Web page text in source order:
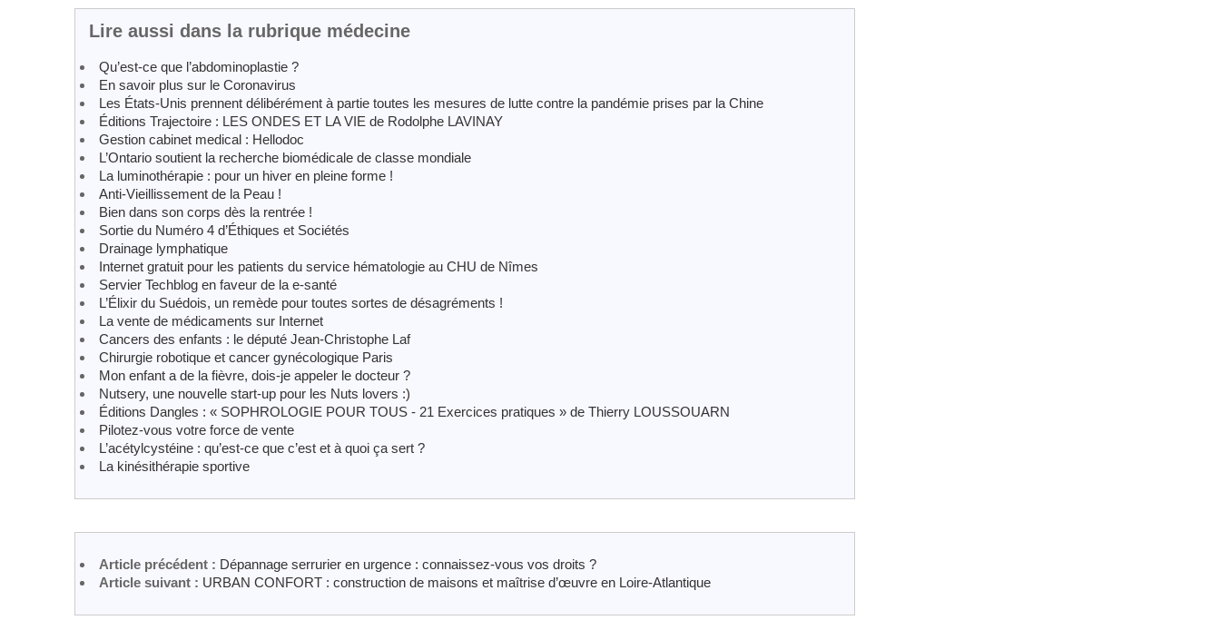
Lire aussi dans la rubrique médecine
Qu’est-ce que l’abdominoplastie ?
En savoir plus sur le Coronavirus
Les États-Unis prennent délibérément à partie toutes les mesures de lutte contre la pandémie prises par la Chine
Éditions Trajectoire : LES ONDES ET LA VIE de Rodolphe LAVINAY
Gestion cabinet medical : Hellodoc
L’Ontario soutient la recherche biomédicale de classe mondiale
La luminothérapie : pour un hiver en pleine forme !
Anti-Vieillissement de la Peau !
Bien dans son corps dès la rentrée !
Sortie du Numéro 4 d’Éthiques et Sociétés
Drainage lymphatique
Internet gratuit pour les patients du service hématologie au CHU de Nîmes
Servier Techblog en faveur de la e-santé
L’Élixir du Suédois, un remède pour toutes sortes de désagréments !
La vente de médicaments sur Internet
Cancers des enfants : le député Jean-Christophe Laf
Chirurgie robotique et cancer gynécologique Paris
Mon enfant a de la fièvre, dois-je appeler le docteur ?
Nutsery, une nouvelle start-up pour les Nuts lovers :)
Éditions Dangles : « SOPHROLOGIE POUR TOUS - 21 Exercices pratiques » de Thierry LOUSSOUARN
Pilotez-vous votre force de vente
L’acétylcystéine : qu’est-ce que c’est et à quoi ça sert ?
La kinésithérapie sportive
Article précédent : Dépannage serrurier en urgence : connaissez-vous vos droits ?
Article suivant : URBAN CONFORT : construction de maisons et maîtrise d’œuvre en Loire-Atlantique